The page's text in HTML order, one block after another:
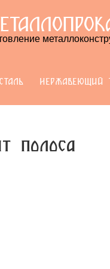
НЕРЖАВЕЮЩИЙ
полоса